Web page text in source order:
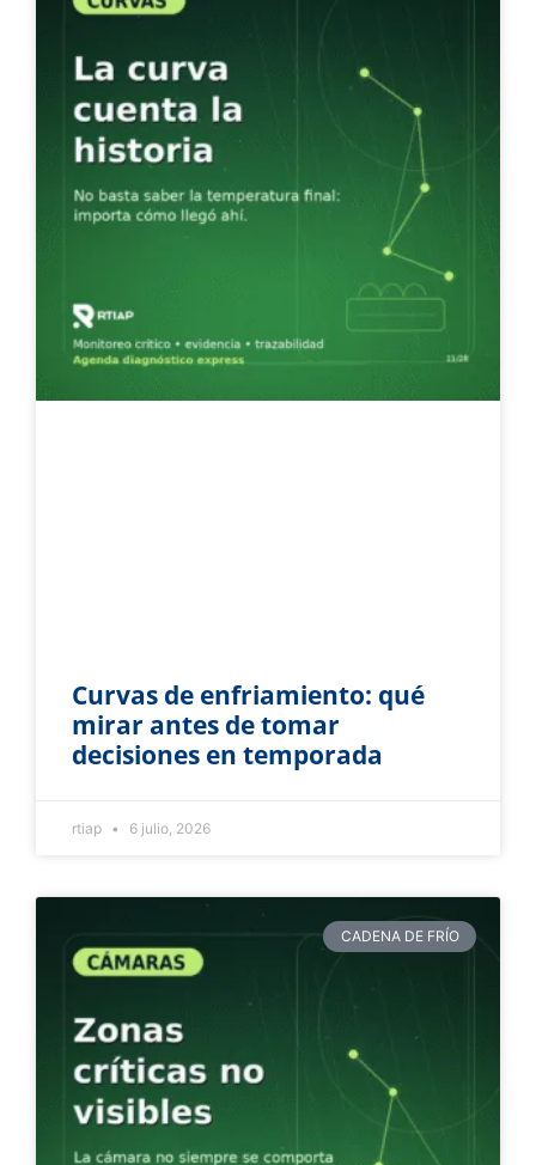
Curvas de enfriamiento: qué
mirar antes de tomar
decisiones en temporada
rtiap 6 julio, 2026
CADENA DE FRÍO